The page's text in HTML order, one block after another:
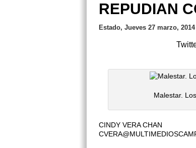
REPUDIAN
Estado, Jueves 27 marzo,
Malestar.
CINDY VERA CHAN